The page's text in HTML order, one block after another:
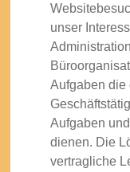
unser
Aufgaben die
Aufgaben
dienen. Die
vertragliche